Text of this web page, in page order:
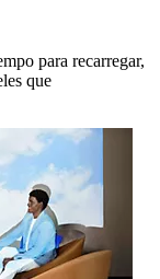
para recarregar,
que